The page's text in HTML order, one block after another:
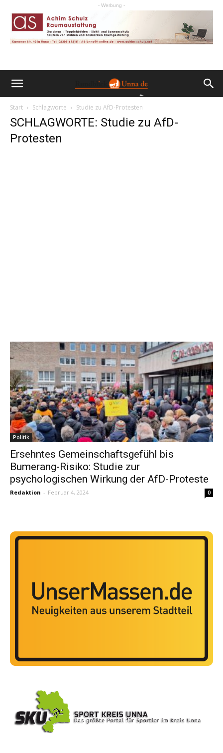
- Werbung -
Start Schlagworte Studie zu AfD-Protesten
SCHLAGWORTE: Studie zu AfD-
Protesten
Politik
Ersehntes Gemeinschaftsgefühl bis
Bumerang-Risiko: Studie zur
psychologischen Wirkung der AfD-Proteste
Redaktion - Februar 4, 2024 0